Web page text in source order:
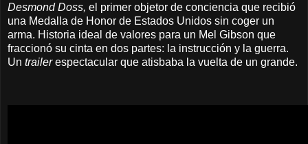
Desmond Doss, el primer objetor de conciencia que recibió
una Medalla de Honor de Estados Unidos sin coger un
arma. Historia ideal de valores para un Mel Gibson que
fraccionó su cinta en dos partes: la instrucción y la guerra.
Un trailerespectacular que atisbaba la vuelta de un grande.